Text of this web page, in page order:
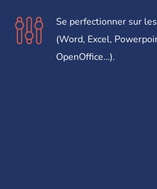
Se perfectionner sur
(Word, Excel,
OpenOffice…).